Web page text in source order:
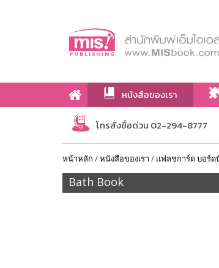
หนังสือของเรา
เกี่ยวกับเรา
โทรสั่งซื้อด่วน 02-294-8777
หน้าหลัก /หนังสือของเรา / แฟลชการ์ด บอร์ด
Bath Book